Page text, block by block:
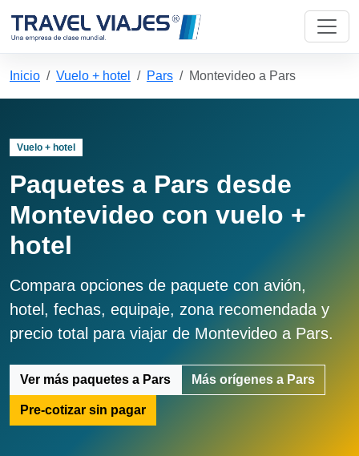
Inicio Vuelo + hotel Pars Montevideo a Pars
Vuelo + hotel
Paquetes a Pars desde
Montevideo con vuelo +
hotel
Compara opciones de paquete con avión,
hotel, fechas, equipaje, zona recomendada y
precio total para viajar de Montevideo a Pars.
Ver más paquetes a Pars Más orígenes a Pars
Pre-cotizar sin pagar